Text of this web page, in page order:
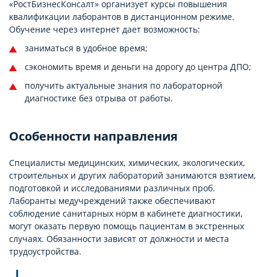
«РостБизнесКонсалт» организует курсы повышения
квалификации лаборантов в дистанционном режиме.
Обучение через интернет дает возможность:
заниматься в удобное время;
сэкономить время и деньги на дорогу до центра ДПО;
получить актуальные знания по лабораторной
диагностике без отрыва от работы.
Особенности направления
Специалисты медицинских, химических, экологических,
строительных и других лабораторий занимаются взятием,
подготовкой и исследованиями различных проб.
Лаборанты медучреждений также обеспечивают
соблюдение санитарных норм в кабинете диагностики,
могут оказать первую помощь пациентам в экстренных
случаях. Обязанности зависят от должности и места
трудоустройства.